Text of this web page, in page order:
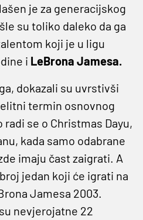
je za generacijskog
su toliko daleko da ga
koji je u ligu
i LeBrona Jamesa.
dokazali su uvrstivši
termin osnovnog
se o Christmas Dayu,
kada samo odabrane
imaju čast zaigrati. A
jedan koji će igrati na
Jamesa 2003.
nevjerojatne 22